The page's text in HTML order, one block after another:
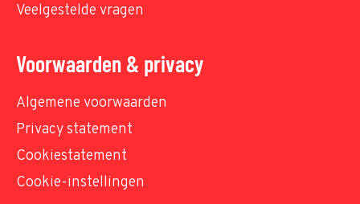
Veelgestelde vragen
Voorwaarden & privacy
Algemene voorwaarden
Privacy statement
Cookiestatement
Cookie-instellingen